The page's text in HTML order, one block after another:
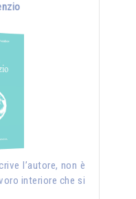
l’autore, non è
interiore che si